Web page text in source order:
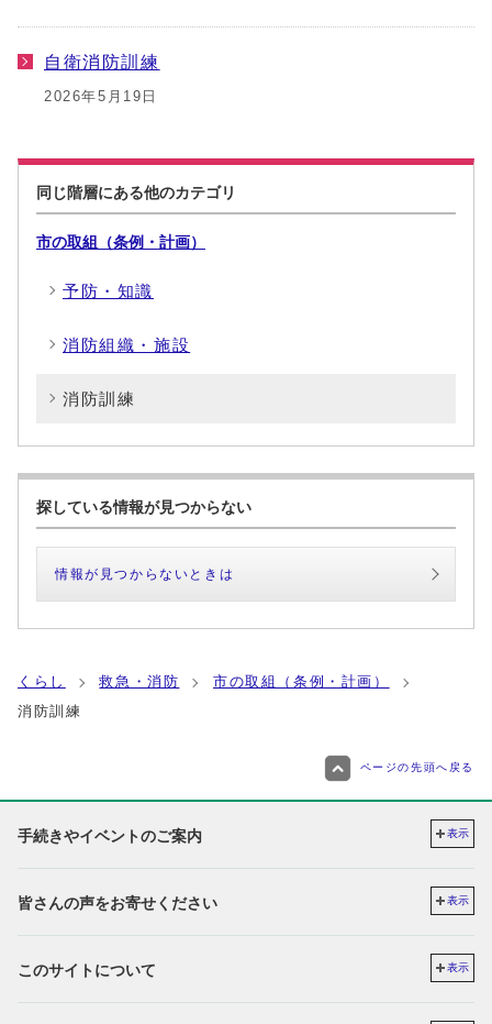
自衛消防訓練
2026年5月19日
同じ階層にある他のカテゴリ
市の取組（条例・計画）
予防・知識
消防組織・施設
消防訓練
探している情報が見つからない
情報が見つからないときは
くらし 救急・消防
市の取組（条例・計画）
消防訓練
ページの先頭へ戻る
手続きやイベントのご案内 表示
皆さんの声をお寄せください 表示
このサイトについて 表示